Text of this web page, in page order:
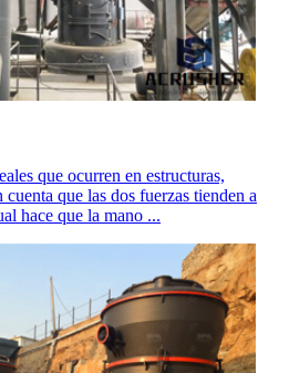
que ocurren en estructuras,
que las dos fuerzas tienden a
hace que la mano ...